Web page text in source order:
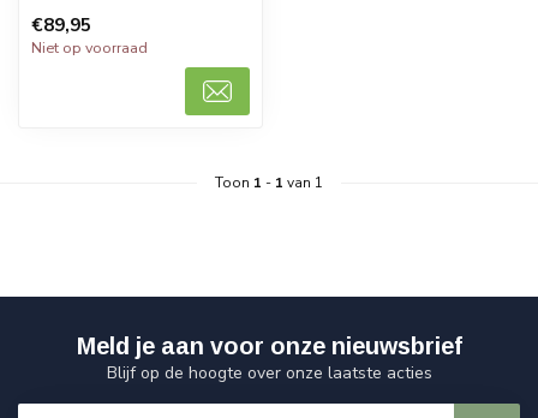
€89,95
Niet op voorraad
Toon 1 - 1 van 1
Meld je aan voor onze nieuwsbrief
Blijf op de hoogte over onze laatste acties